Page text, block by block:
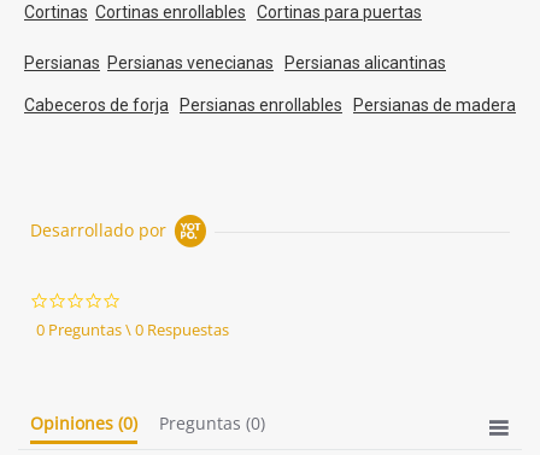
Cortinas Cortinas enrollables Cortinas para puertas
Persianas Persianas venecianas Persianas alicantinas
Cabeceros de forja Persianas enrollables Persianas de madera
Desarrollado por
star
rating
0 Preguntas \ 0 Respuestas
Opiniones (0) Preguntas (0)